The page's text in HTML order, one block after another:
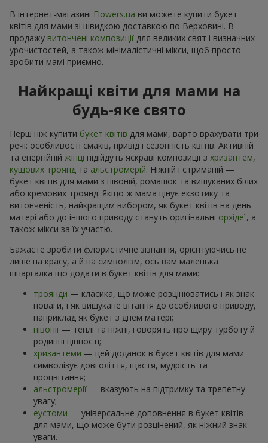
В інтернет-магазині Flowers.ua ви можете купити букет
квітів для мами зі швидкою доставкою по Верховині. В
продажу витончені композиції для великих свят і визначних
урочистостей, а також мінімалістичні мікси, щоб просто
зробити мамі приємно.
Найкращі квіти для мами на
будь-яке свято
Перш ніж купити букет квітів для мами, варто врахувати три
речі: особливості смаків, привід і сезонність квітів. Активній
та енергійній жінці підійдуть яскраві композиції з хризантем,
кущових троянд та альстромерій. Ніжній і стриманій —
букет квітів для мами з півоній, ромашок та вишуканих білих
або кремових троянд. Якщо ж мама цінує екзотику та
витонченість, найкращим вибором, як букет квітів на день
матері або до іншого приводу стануть оригінальні орхідеї, а
також мікси за їх участю.
Бажаєте зробити флористичне зізнання, орієнтуючись не
лише на красу, а й на символізм, ось вам маленька
шпаргалка що додати в букет квітів для мами:
троянди — класика, що може розцінюватись і як знак
поваги, і як вишукане вітання до особливого приводу,
наприклад як букет з днем матері;
півонії — теплі та ніжні, говорять про щиру турботу й
родинні цінності;
хризантеми — цей доданок в букет квітів для мами
символізує довголіття, щастя, мудрість та
процвітання;
альстромерії — вказують на підтримку та трепетну
увагу;
еустоми — універсальне доповнення в букет квітів
для мами, що може бути розцінений, як ніжний знак
уваги.